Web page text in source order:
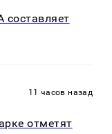
составляет
11 часов назад
отметят